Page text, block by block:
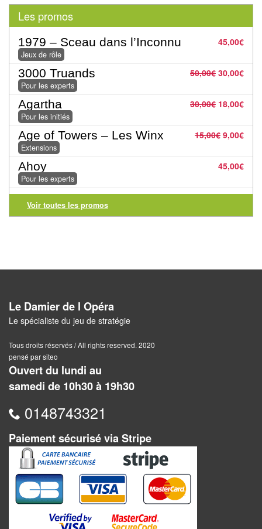
Pour
les
enfants
Pour
la
famille
Pour
les
initiés
Pour
les
experts
Joueurs
Coopératif
Gestion
Escape
Game
/
Enquête
Jeux
évolutifs
Les promos
45,00€
1979 – Sceau dans l’Inconnu
Jeux de rôle
50,00€ 30,00€
3000 Truands
Pour les experts
30,00€ 18,00€
Agartha
Pour les initiés
15,00€ 9,00€
Age of Towers – Les Winx
Extensions
45,00€
Ahoy
Pour les experts
Voir toutes les promos
Le Damier de l Opéra
Le spécialiste du jeu de stratégie
Tous droits réservés / All rights reserved. 2020
pensé par siteo
Ouvert du lundi au
samedi de 10h30 à 19h30
0148743321
Paiement sécurisé via Stripe